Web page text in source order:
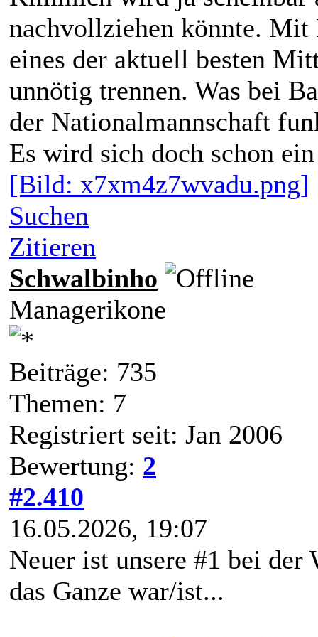
nachvollziehen könnte.
eines der aktuell besten
unnötig trennen. Was bei
der Nationalmannschaft
Es wird sich doch schon
[Bild: x7xm4z7wvadu.png]
Suchen
Zitieren
Schwalbinho
Managerikone
Beiträge: 735
Themen: 7
Registriert seit: Jan 2006
Bewertung: 2
#2.410
16.05.2026, 19:07
Neuer ist unsere #1 bei
das Ganze war/ist...